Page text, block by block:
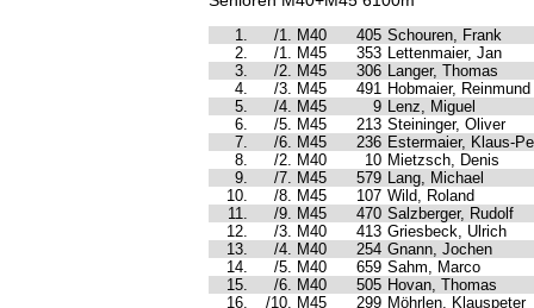
1. /1. M40 405 Schouren, Frank
2.
/1. M45 353 Lettenmaier, Jan
3.
/2. M45 306 Langer, Thomas
4.
/3. M45 491 Hobmaier, Reinmund
5.
/4. M45 9 Lenz, Miguel
6.
/5. M45 213 Steininger, Oliver
7.
/6. M45 236 Estermaier, Klaus-
8.
/2. M40 10 Mietzsch, Denis
9.
/7. M45 579 Lang, Michael
10.
/8. M45 107 Wild, Roland
11.
/9. M45 470 Salzberger, Rudolf
12.
/3. M40 413 Griesbeck, Ulrich
13.
/4. M40 254 Gnann, Jochen
14.
/5. M40 659 Sahm, Marco
15.
/6. M40 505 Hovan, Thomas
16.
/10. M45 299 Möhrlen, Klauspeter